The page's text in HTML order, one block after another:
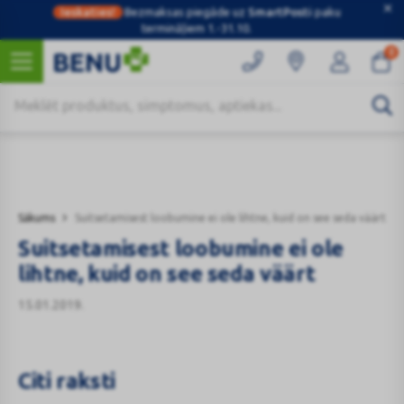
Ieskaties! Bezmaksas piegāde uz SmartPostipaku
termināļiem 1.-31.10.
0
Sākums Suitsetamisest loobumine ei ole lihtne, kuid on see seda väärt
Kategorijas
Suitsetamisest loobumine ei ole
lihtne, kuid on see seda väärt
Citi raksti